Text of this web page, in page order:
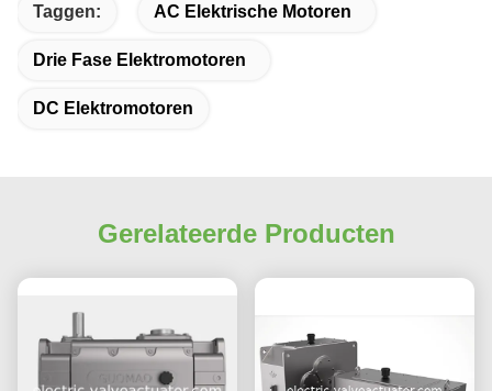
Taggen: AC Elektrische Motoren
Drie Fase Elektromotoren
DC Elektromotoren
Gerelateerde Producten